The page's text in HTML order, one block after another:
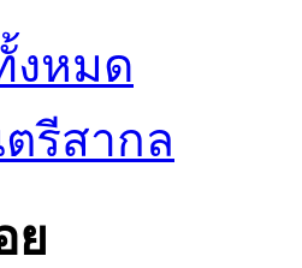
งหมด
รีสากล
ย